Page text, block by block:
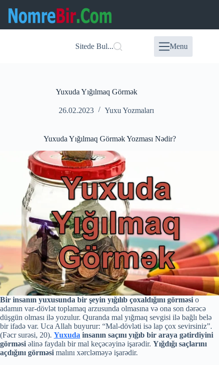
content
Sitede Bul... Menu
Yuxuda Yığılmaq Görmək
26.02.2023 Yuxu Yozmaları
Yuxuda Yığılmaq Görmək Yozması Nədir?
Bir insanın yuxusunda bir şeyin yığılıb çoxaldığını görməsi o
adamın var-dövlət toplamaq arzusunda olmasına və ona son dərəcə
düşgün olması ilə yozulur. Quranda mal yığmaq sevgisi ilə bağlı belə
bir ifadə var. Uca Allah buyurur: “Mal-dövləti isə lap çox sevirsiniz”.
(Fəcr surəsi, 20). Yuxuda insanın saçını yığıb bir araya gətirdiyini
görməsi əlinə faydalı bir mal keçəcəyinə işarədir. Yığdığı saçlarını
açdığını görməsi malını xərcləməyə işarədir.